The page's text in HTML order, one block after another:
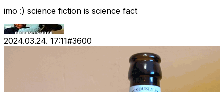
imo :) science fiction is science fact
2024.03.24. 17:11#3600